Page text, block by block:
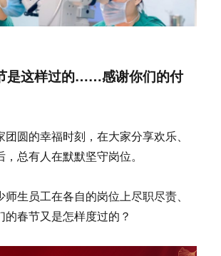
是这样过的……感谢你们的付
圆的幸福时刻，在大家分享欢乐、
总有人在默默坚守岗位。
生员工在各自的岗位上尽职尽责、
的春节又是怎样度过的？